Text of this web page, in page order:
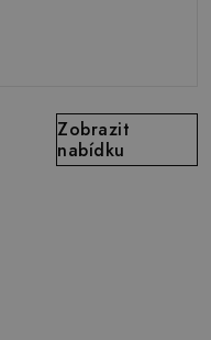
Zobrazit
nabídku